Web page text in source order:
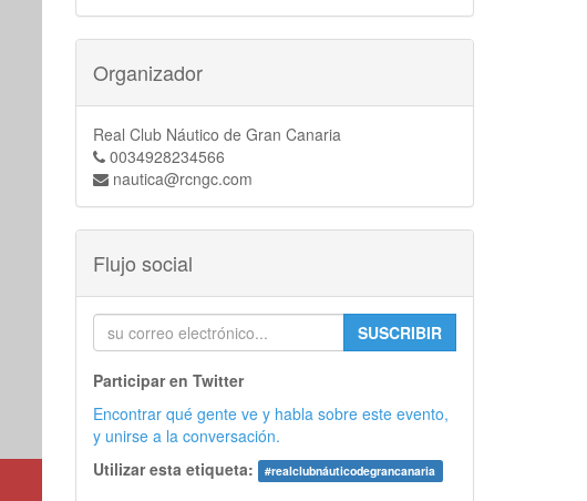
Organizador
Real Club Náutico de Gran Canaria
0034928234566
nautica@rcngc.com
Flujo social
SUSCRIBIR
Participar en Twitter
Encontrar qué gente ve y habla sobre este evento,
y unirse a la conversación.
Utilizar esta etiqueta:
#realclubnáuticodegrancanaria